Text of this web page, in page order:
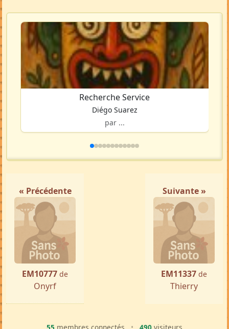
Recherche Service
Diégo Suarez
par ...
« Précédente
EM10777 de
Onyrf
Suivante »
EM11337 de
Thierry